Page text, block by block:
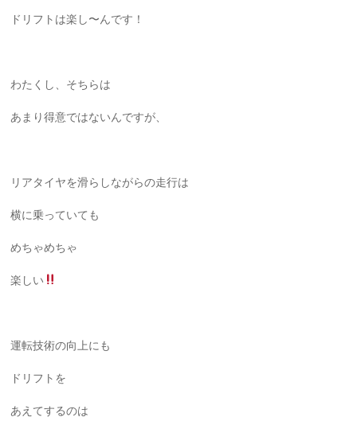
ドリフトは楽し〜んです！
わたくし、そちらは
あまり得意ではないんですが、
リアタイヤを滑らしながらの走行は
横に乗っていても
めちゃめちゃ
楽しい
運転技術の向上にも
ドリフトを
あえてするのは